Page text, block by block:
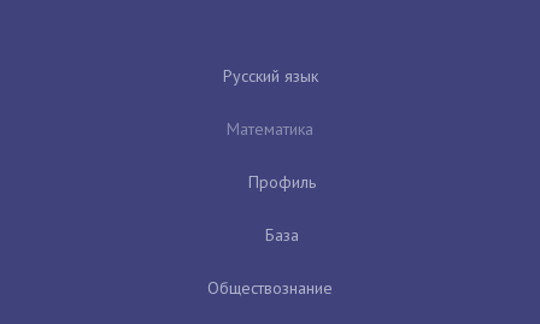
Русский язык
Математика
Профиль
База
Обществознание